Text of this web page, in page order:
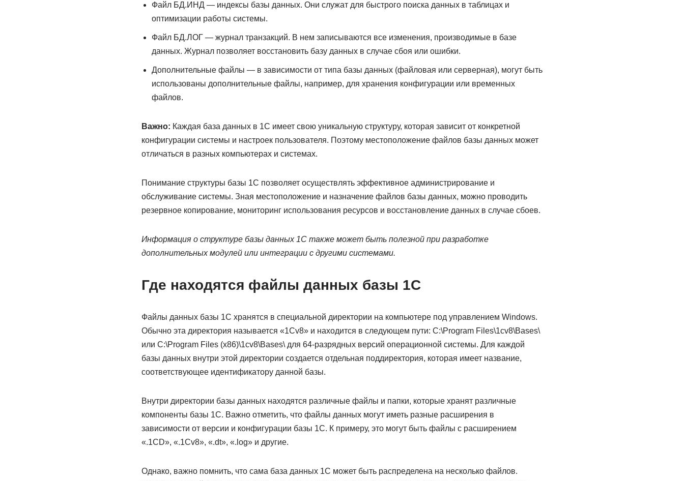
Файл БД.ИНД — индексы базы данных. Они служат для быстрого поиска данных в таблицах и
оптимизации работы системы.
Файл БД.ЛОГ — журнал транзакций. В нем записываются все изменения, производимые в базе
данных. Журнал позволяет восстановить базу данных в случае сбоя или ошибки.
Дополнительные файлы — в зависимости от типа базы данных (файловая или серверная), могут быть
использованы дополнительные файлы, например, для хранения конфигурации или временных
файлов.
Важно: Каждая база данных в 1С имеет свою уникальную структуру, которая зависит от конкретной
конфигурации системы и настроек пользователя. Поэтому местоположение файлов базы данных может
отличаться в разных компьютерах и системах.
Понимание структуры базы 1С позволяет осуществлять эффективное администрирование и
обслуживание системы. Зная местоположение и назначение файлов базы данных, можно проводить
резервное копирование, мониторинг использования ресурсов и восстановление данных в случае сбоев.
Информация о структуре базы данных 1С также может быть полезной при разработке
дополнительных модулей или интеграции с другими системами.
Где находятся файлы данных базы 1С
Файлы данных базы 1С хранятся в специальной директории на компьютере под управлением Windows.
Обычно эта директория называется «1Cv8» и находится в следующем пути: C:\Program Files\1cv8\Bases\
или C:\Program Files (x86)\1cv8\Bases\ для 64-разрядных версий операционной системы. Для каждой
базы данных внутри этой директории создается отдельная поддиректория, которая имеет название,
соответствующее идентификатору данной базы.
Внутри директории базы данных находятся различные файлы и папки, которые хранят различные
компоненты базы 1С. Важно отметить, что файлы данных могут иметь разные расширения в
зависимости от версии и конфигурации базы 1С. К примеру, это могут быть файлы с расширением
«.1CD», «.1Cv8», «.dt», «.log» и другие.
Однако, важно помнить, что сама база данных 1С может быть распределена на несколько файлов.